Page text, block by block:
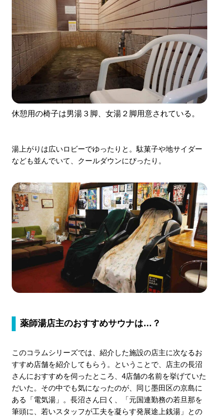
休憩用の椅子は男湯３脚、女湯２脚用意されている。
湯上がりは広いロビーでゆったりと。駄菓子や地サイダー
なども並んでいて、クールダウンにぴったり。
薬師湯店主のおすすめサウナは…？
このコラムシリーズでは、紹介した施設の店主に次なるお
すすめ店舗を紹介してもらう。ということで、店主の長沼
さんにおすすめを伺ったところ、4店舗の名前を挙げていた
だいた。その中でも気になったのが、同じ墨田区の京島に
ある「電気湯」。長沼さん曰く、「元国連勤務の若旦那を
筆頭に、若いスタッフが工夫を凝らす発展途上銭湯」との